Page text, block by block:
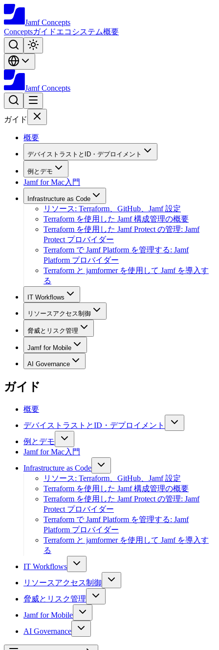
Jamf Concepts
Conceptsガイドエコシステム概要
Jamf Concepts
ガイド
概要
デバイストラストとID・デプロイメント
例とデモ
Jamf for Mac入門
Infrastructure as Code
リソース: Terraform、GitHub、Jamf 設定
Terraform を使用した Jamf 構成管理の概要
Terraform を使用した Jamf Protect の管理: Jamf
Protect プロバイダー
Terraform で Jamf Platform を管理する: Jamf
Platform プロバイダー
Terraform と jamformer を使用して Jamf を導入す
る
IT Workflows
リソースアクセス制御
脅威とリスク管理
Jamf for Mobile
AI Governance
ガイド
概要
デバイストラストとID・デプロイメント
例とデモ
Jamf for Mac入門
Infrastructure as Code
リソース: Terraform、GitHub、Jamf 設定
Terraform を使用した Jamf 構成管理の概要
Terraform を使用した Jamf Protect の管理: Jamf
Protect プロバイダー
Terraform で Jamf Platform を管理する: Jamf
Platform プロバイダー
Terraform と jamformer を使用して Jamf を導入す
る
IT Workflows
リソースアクセス制御
脅威とリスク管理
Jamf for Mobile
AI Governance